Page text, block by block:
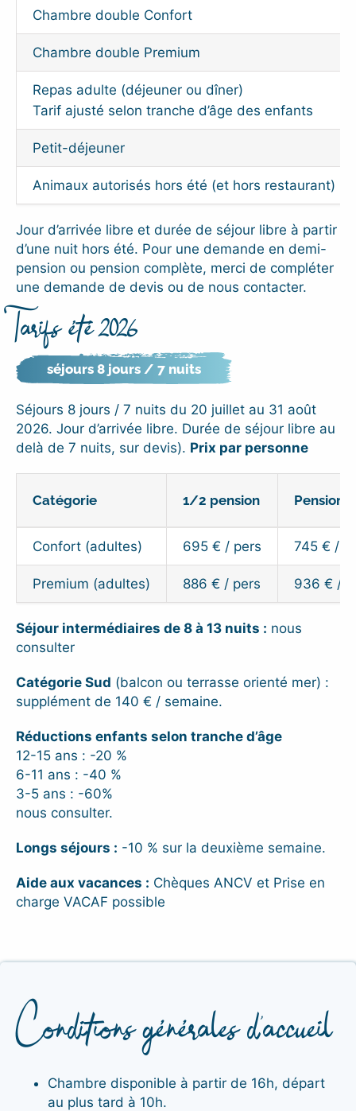
Chambre double Confort
Chambre double Premium
Repas adulte (déjeuner ou dîner)
Tarif ajusté selon tranche d’âge des enfants
Petit-déjeuner
Animaux autorisés hors été (et hors restaurant)
Jour d’arrivée libre et durée de séjour libre à partir
d’une nuit hors été. Pour une demande en demi-
pension ou pension complète, merci de compléter
une demande de devis ou de nous contacter.
Tarifs été 2026
séjours 8 jours / 7 nuits
Séjours 8 jours / 7 nuits du 20 juillet au 31 août
2026. Jour d’arrivée libre. Durée de séjour libre au
delà de 7 nuits, sur devis). Prix par personne
Catégorie 1/2 pension Pension
Confort (adultes) 695 € / pers 745 € /
Premium (adultes) 886 € / pers 936 € /
Séjour intermédiaires de 8 à 13 nuits : nous
consulter
Catégorie Sud (balcon ou terrasse orienté mer) :
supplément de 140 € / semaine.
Réductions enfants selon tranche d’âge
12-15 ans : -20 %
6-11 ans : -40 %
3-5 ans : -60%
nous consulter.
Longs séjours : -10 % sur la deuxième semaine.
Aide aux vacances : Chèques ANCV et Prise en
charge VACAF possible
Conditions générales d’accueil
Chambre disponible à partir de 16h, départ
au plus tard à 10h.